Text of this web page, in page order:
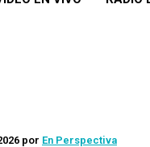
por En Perspectiva